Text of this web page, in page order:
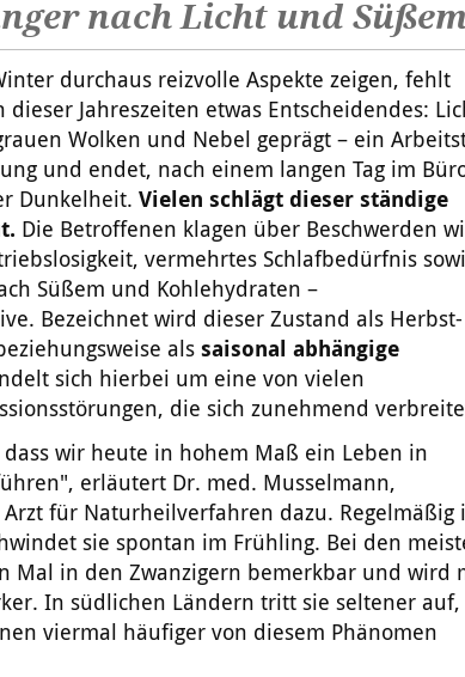
nach Licht und
durchaus reizvolle Aspekte zeigen, fehlt
Jahreszeiten etwas Entscheidendes:
Wolken und Nebel geprägt – ein
und endet, nach einem langen Tag im
Dunkelheit. Vielen schlägt dieser ständige
Die Betroffenen klagen über Beschwerden
vermehrtes Schlafbedürfnis
Süßem und Kohlehydraten –
Bezeichnet wird dieser Zustand als Herbst-
als saisonal abhängige
sich hierbei um eine von vielen
die sich zunehmend
wir heute in hohem Maß ein Leben in
erläutert Dr. med. Musselmann,
für Naturheilverfahren dazu. Regelmäßig
sie spontan im Frühling. Bei den
Mal in den Zwanzigern bemerkbar und wird
In südlichen Ländern tritt sie seltener auf,
viermal häufiger von diesem Phänomen